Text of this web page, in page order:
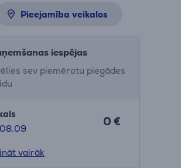
Pieejamība veikalos
iespējas
sev piemērotu piegādes
0 €
vairāk